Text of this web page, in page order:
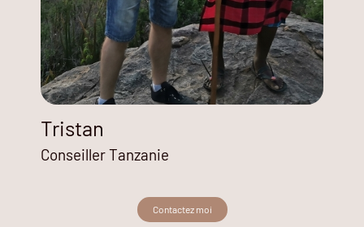
Tristan
Conseiller Tanzanie
Contactez moi